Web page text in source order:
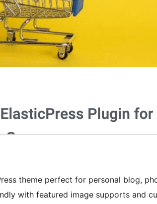
theme perfect for personal blog,
with featured image supports and